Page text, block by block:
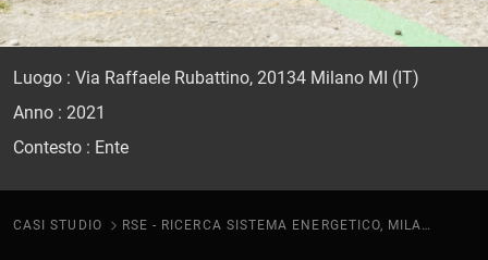
Luogo : Via Raffaele Rubattino, 20134 Milano MI (IT)
Anno : 2021
Contesto : Ente
CASI STUDIO RSE - RICERCA SISTEMA ENERGETICO, MILANO, (IT)